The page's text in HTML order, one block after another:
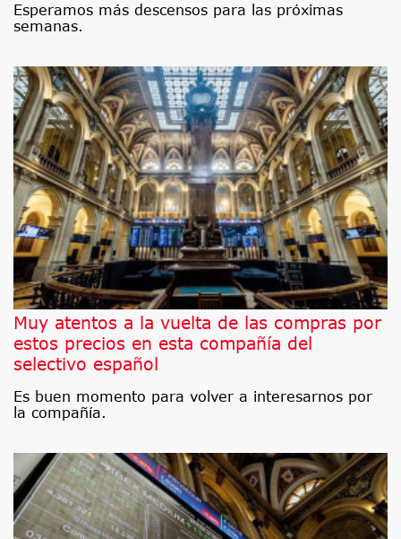
Esperamos más descensos para las próximas
semanas.
Muy atentos a la vuelta de las compras por
estos precios en esta compañía del
selectivo español
Es buen momento para volver a interesarnos por
la compañía.